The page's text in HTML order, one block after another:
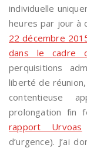
individuelle
heures par jour à
22 décembre
dans le cadre
perquisitions
liberté de
contentieuse
prolongation fin
rapport Urvoas
d’urgence). J’ai